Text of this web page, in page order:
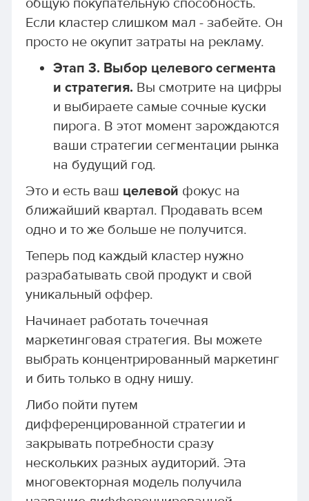
общую покупательную способность.
Если кластер слишком мал - забейте. Он
просто не окупит затраты на рекламу.
Этап 3. Выбор целевого сегмента
и стратегия. Вы смотрите на цифры
и выбираете самые сочные куски
пирога. В этот момент зарождаются
ваши стратегии сегментации рынка
на будущий год.
Это и есть ваш целевой фокус на
ближайший квартал. Продавать всем
одно и то же больше не получится.
Теперь под каждый кластер нужно
разрабатывать свой продукт и свой
уникальный оффер.
Начинает работать точечная
маркетинговая стратегия. Вы можете
выбрать концентрированный маркетинг
и бить только в одну нишу.
Либо пойти путем
дифференцированной стратегии и
закрывать потребности сразу
нескольких разных аудиторий. Эта
многовекторная модельполучила